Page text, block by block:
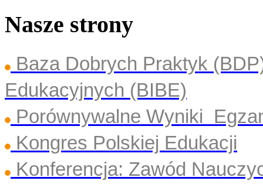
Nasze strony
Baza Dobrych Praktyk
Edukacyjnych (BIBE)
Porównywalne Wyniki
Kongres Polskiej Edukacji
Konferencja: Zawód